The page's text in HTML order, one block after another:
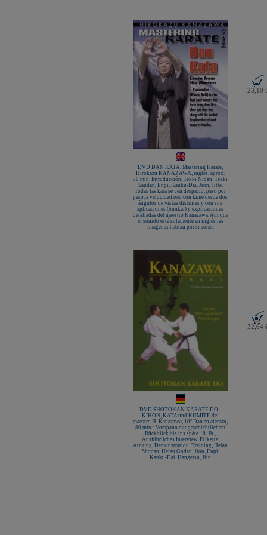
23,10
DVD DAN KATA, Mastering Karate,
Hirokazu KANAZAWA, inglés, aprox.
76 min. Introducción, Tekki Nidan, Tekki
Sandan, Enpi, Kanku-Dai, Jion, Jitte.
Todas las kata se ven despacio, paso por
paso, a velocidad real con kime desde dos
ángulos de vistas distintas y con sus
aplicaciones (bunkai) y explicaciones
detalladas del maestro Kanazawa. Aunque
el sonido esté solamente en inglés las
imagenes hablan por si solas.
32,64
DVD SHOTOKAN KARATE DO -
KIHON, KATA und KUMITE del
maestro H. Kanazawa, 10º Dan en alemán,
80 min.: Vorspann mit geschichtlichem
Rückblick bis ins späte 18. Jh.,
Ausführliches Interview, Etikette,
Atmung, Demonstration, Training, Heian
Shodan, Heian Godan, Jion, Enpi,
Kanku-Dai, Hangetsu, Jiin